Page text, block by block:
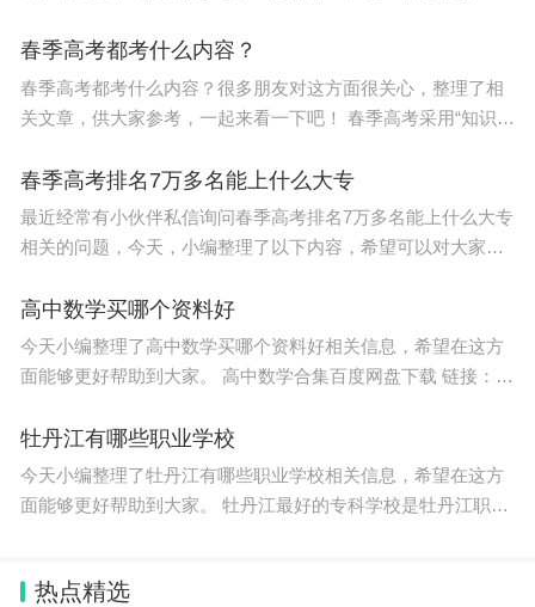
分；理工类：专科线180分
春季高考都考什么内容？
春季高考都考什么内容？很多朋友对这方面很关心，整理了相
关文章，供大家参考，一起来看一下吧！ 春季高考采用“知识
业课知识； 技能”部分考
春季高考排名7万多名能上什么大专
最近经常有小伙伴私信询问春季高考排名7万多名能上什么大专
相关的问题，今天，小编整理了以下内容，希望可以对大家有
技术学院：最低分3
高中数学买哪个资料好
今天小编整理了高中数学买哪个资料好相关信息，希望在这方
面能够更好帮助到大家。 高中数学合集百度网盘下载 链接： ?
括：试题试卷、课件
牡丹江有哪些职业学校
今天小编整理了牡丹江有哪些职业学校相关信息，希望在这方
面能够更好帮助到大家。 牡丹江最好的专科学校是牡丹江职业
热点精选